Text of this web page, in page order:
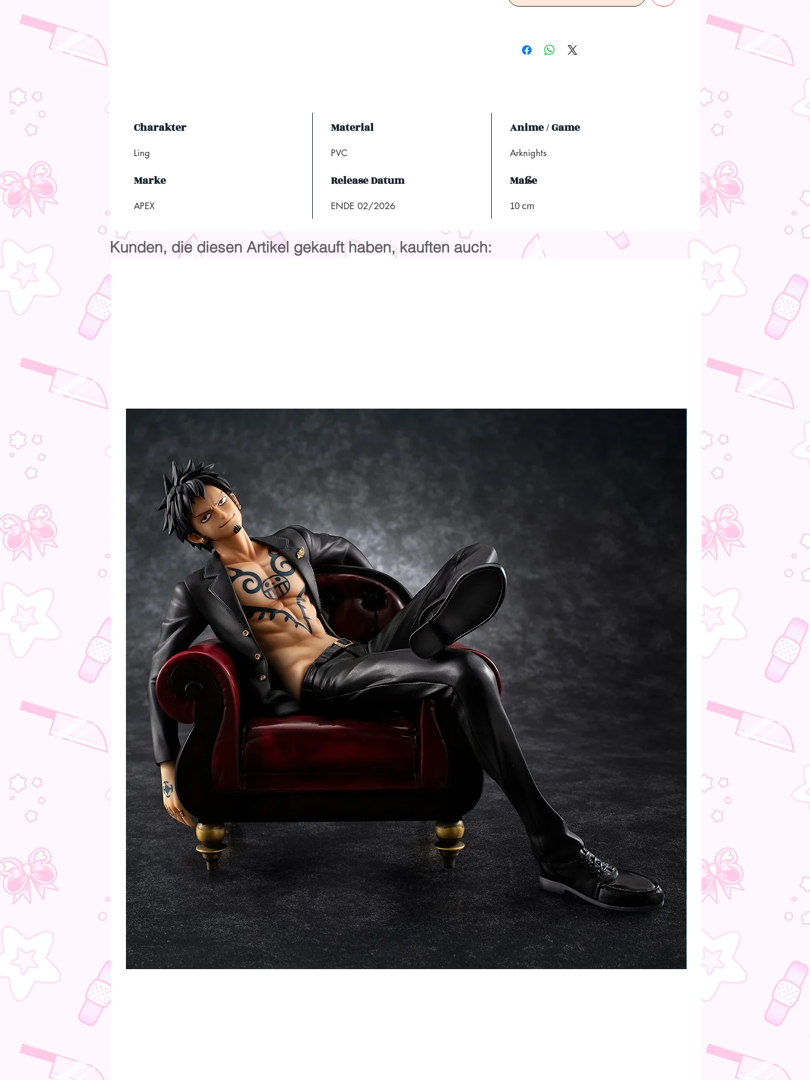
Charakter
Ling
Material
PVC
Anime / Game
Arknights
Marke
APEX
Release Datum
ENDE 02/2026
Maße
10 cm
Kunden, die diesen Artikel gekauft haben, kauften auch: